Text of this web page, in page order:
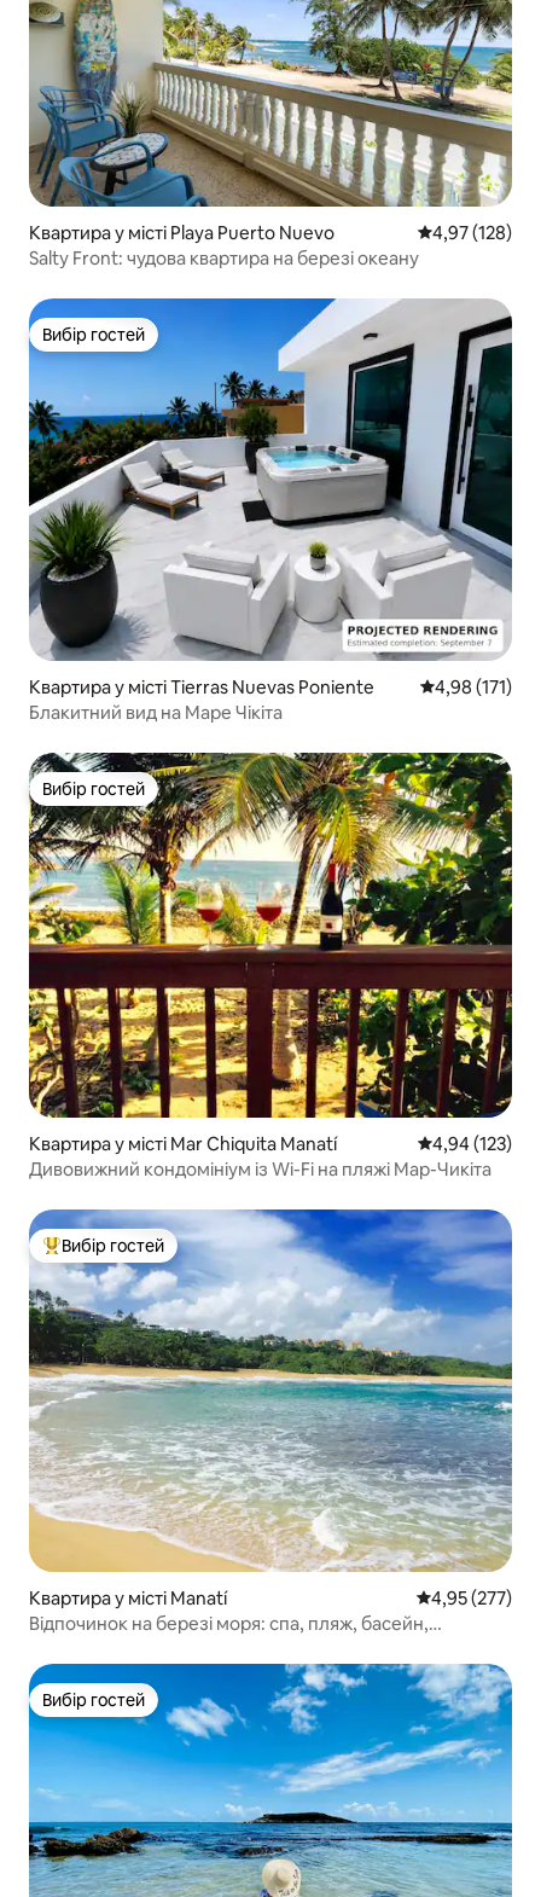
Квартира у місті Playa Puerto Nuevo Середня
4,97 (128)
Salty Front: чудова квартира на березі океану
Вибір гостей
Вибір гостей
Квартира у місті Tierras Nuevas Poniente Середня
4,98 (171)
Блакитний вид на Маре Чікіта
Вибір гостей
Вибір гостей
Квартира у місті Mar Chiquita Manatí Середня
4,94 (123)
Дивовижний кондомініум із Wi-Fi на пляжі Мар-Чикіта
Топ вибір гостей
Вибір гостей
Квартира у місті Manatí Середня
4,95 (277)
Відпочинок на березі моря: спа, пляж, басейн,
Вибір гостей
Вибір гостей